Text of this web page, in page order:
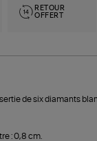
RETOUR
OFFERT
de six diamants
: 0,8 cm.